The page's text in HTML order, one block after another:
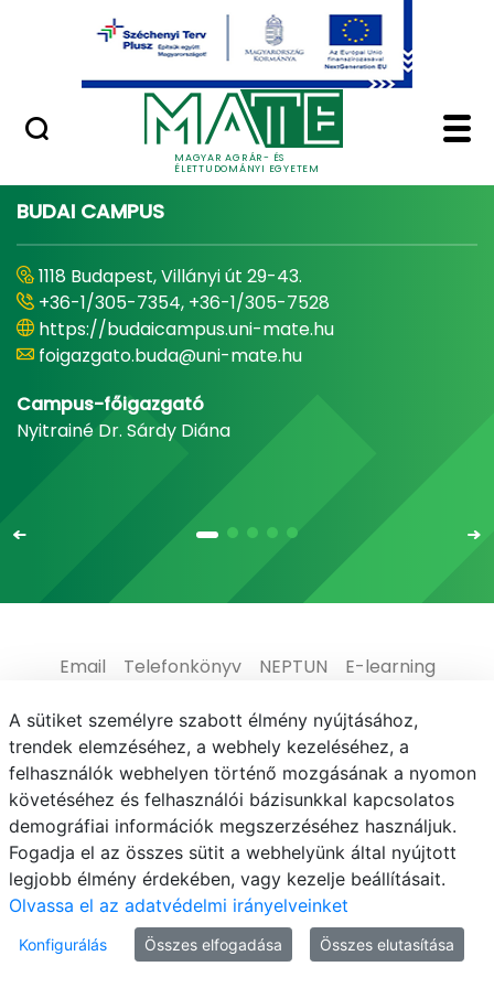
Ugrás a fő tartalomhoz
MAGYAR AGRÁR- ÉS
ÉLETTUDOMÁNYI EGYETEM
Minőségügy
Home - Magyar
BUDAI CAMPUS
1118 Budapest, Villányi út 29-43.
+36-1/305-7354, +36-1/305-7528
https://budaicampus.uni-mate.hu
foigazgato.buda@uni-mate.hu
Campus-főigazgató
Nyitrainé Dr. Sárdy Diána
Email Telefonkönyv NEPTUN
E-learning
Médiaközpont
Informatikai Igazgatóság
Adatvédelem
© MATE 2021
A sütiket személyre szabott élmény nyújtásához,
trendek elemzéséhez, a webhely kezeléséhez, a
felhasználók webhelyen történő mozgásának a nyomon
követéséhez és felhasználói bázisunkkal kapcsolatos
demográfiai információk megszerzéséhez használjuk.
Fogadja el az összes sütit a webhelyünk által nyújtott
legjobb élmény érdekében, vagy kezelje beállításait.
Olvassa el az adatvédelmi irányelveinket
Konfigurálás Összes elfogadása Összes elutasítása